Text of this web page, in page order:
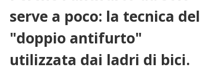
serve a poco: la tecnica del
"doppio antifurto"
utilizzata dai ladri di bici.